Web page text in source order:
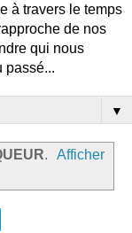
à travers le temps
de nos
qui nous
passé...
▼
.
Afficher